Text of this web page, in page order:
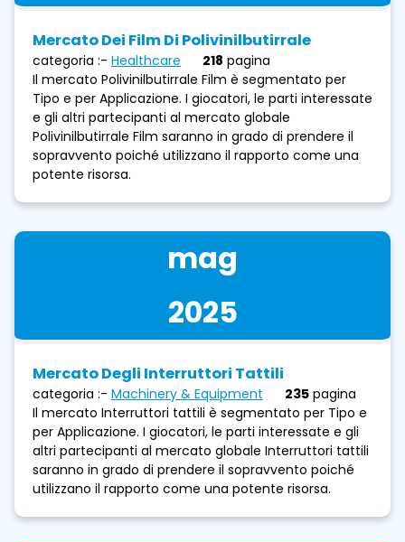
Mercato Dei Film Di Polivinilbutirrale
categoria :- Healthcare 218 pagina
Il mercato Polivinilbutirrale Film è segmentato per
Tipo e per Applicazione. I giocatori, le parti interessate
e gli altri partecipanti al mercato globale
Polivinilbutirrale Film saranno in grado di prendere il
sopravvento poiché utilizzano il rapporto come una
potente risorsa.
mag
2025
Mercato Degli Interruttori Tattili
categoria :- Machinery & Equipment 235 pagina
Il mercato Interruttori tattili è segmentato per Tipo e
per Applicazione. I giocatori, le parti interessate e gli
altri partecipanti al mercato globale Interruttori tattili
saranno in grado di prendere il sopravvento poiché
utilizzano il rapporto come una potente risorsa.